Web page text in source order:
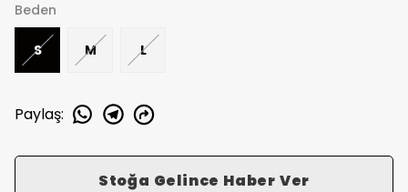
Beden
S M L
Paylaş:
Stoğa Gelince Haber Ver